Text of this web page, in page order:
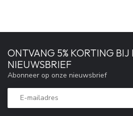
ONTVANG 5% KORTING
NIEUWSBRIEF
Abonneer op onze nieuwsbrief